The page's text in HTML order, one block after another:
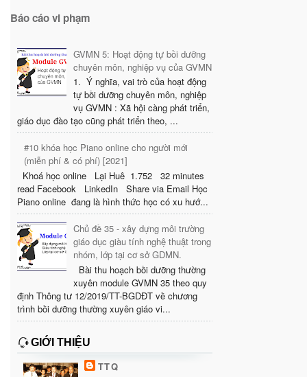
Báo cáo vi phạm
GVMN 5: Hoạt động tự bồi dưỡng
chuyên môn, nghiệp vụ của GVMN
1. Ý nghĩa, vai trò của hoạt động
tự bồi dưỡng chuyên môn, nghiệp
vụ GVMN : Xã hội càng phát triển,
giáo dục đào tạo cũng phát triển theo, ...
#10 khóa học Piano online cho người mới
(miễn phí & có phí) [2021]
Khoá học online Lại Huê 1.752 32 minutes
read Facebook LinkedIn Share via Email Học
Piano online đang là hình thức học có xu hướ...
Chủ đề 35 - xây dựng môi trường
giáo dục giàu tính nghệ thuật trong
nhóm, lớp tại cơ sở GDMN.
Bài thu hoạch bồi dưỡng thường
xuyên module GVMN 35 theo quy
định Thông tư 12/2019/TT-BGDĐT về chương
trình bồi dưỡng thường xuyên giáo vi...
GIỚI THIỆU
TTQ